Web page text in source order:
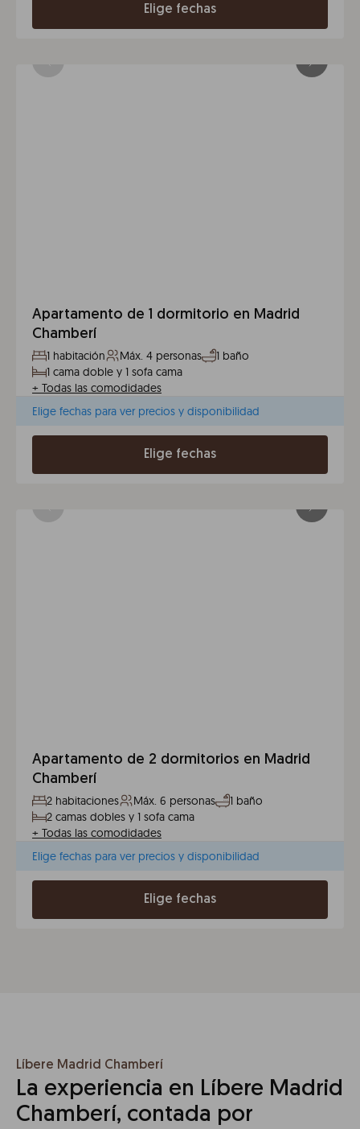
Elige fechas
Apartamento de 1 dormitorio en Madrid
Chamberí
1 habitación Máx. 4 personas
1 baño
1 cama doble y 1 sofa cama
+ Todas las comodidades
Elige fechas para ver precios y disponibilidad
Elige fechas
Apartamento de 2 dormitorios en Madrid
Chamberí
2 habitaciones Máx. 6 personas
1 baño
2 camas dobles y 1 sofa cama
+ Todas las comodidades
Elige fechas para ver precios y disponibilidad
Elige fechas
Líbere Madrid Chamberí
La experiencia en Líbere Madrid
Chamberí, contada por